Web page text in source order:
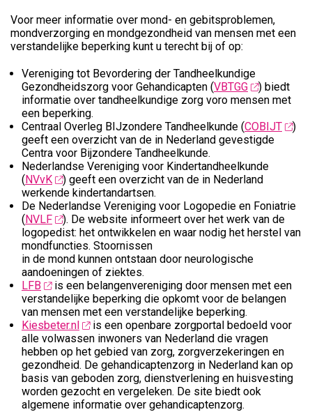
Voor meer informatie over mond- en gebitsproblemen,
mondverzorging en mondgezondheid van mensen met een
verstandelijke beperking kunt u terecht bij of op:
Vereniging tot Bevordering der Tandheelkundige
Gezondheidszorg voor Gehandicapten (VBTGG
) biedt
informatie over tandheelkundige zorg voro mensen met
een beperking.
Centraal Overleg BIJzondere Tandheelkunde (COBIJT
)
geeft een overzicht van de in Nederland gevestigde
Centra voor Bijzondere Tandheelkunde.
Nederlandse Vereniging voor Kindertandheelkunde
(NVvK
) geeft een overzicht van de in Nederland
werkende kindertandartsen.
De Nederlandse Vereniging voor Logopedie en Foniatrie
(NVLF
). De website informeert over het werk van de
logopedist: het ontwikkelen en waar nodig het herstel van
mondfuncties. Stoornissen
in de mond kunnen ontstaan door neurologische
aandoeningen of ziektes.
LFB
is een belangenvereniging door mensen met een
verstandelijke beperking die opkomt voor de belangen
van mensen met een verstandelijke beperking.
Kiesbeter.nl
is een openbare zorgportal bedoeld voor
alle volwassen inwoners van Nederland die vragen
hebben op het gebied van zorg, zorgverzekeringen en
gezondheid. De gehandicaptenzorg in Nederland kan op
basis van geboden zorg, dienstverlening en huisvesting
worden gezocht en vergeleken. De site biedt ook
algemene informatie over gehandicaptenzorg.